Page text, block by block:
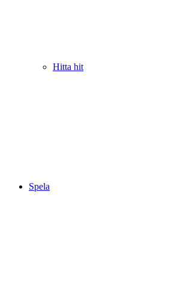
Hitta hit
Spela